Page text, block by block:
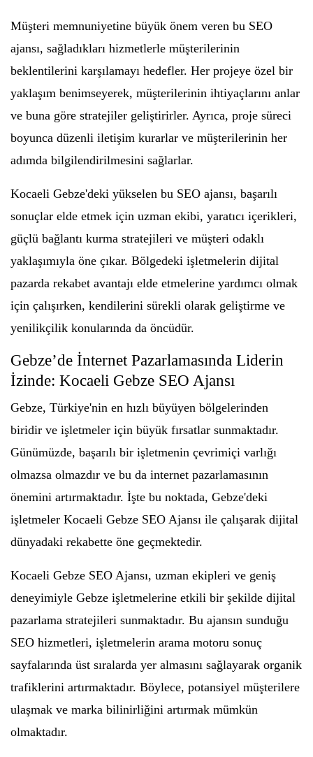
Müşteri memnuniyetine büyük önem veren bu SEO
ajansı, sağladıkları hizmetlerle müşterilerinin
beklentilerini karşılamayı hedefler. Her projeye özel bir
yaklaşım benimseyerek, müşterilerinin ihtiyaçlarını anlar
ve buna göre stratejiler geliştirirler. Ayrıca, proje süreci
boyunca düzenli iletişim kurarlar ve müşterilerinin her
adımda bilgilendirilmesini sağlarlar.
Kocaeli Gebze'deki yükselen bu SEO ajansı, başarılı
sonuçlar elde etmek için uzman ekibi, yaratıcı içerikleri,
güçlü bağlantı kurma stratejileri ve müşteri odaklı
yaklaşımıyla öne çıkar. Bölgedeki işletmelerin dijital
pazarda rekabet avantajı elde etmelerine yardımcı olmak
için çalışırken, kendilerini sürekli olarak geliştirme ve
yenilikçilik konularında da öncüdür.
Gebze’de İnternet Pazarlamasında Liderin
İzinde: Kocaeli Gebze SEO Ajansı
Gebze, Türkiye'nin en hızlı büyüyen bölgelerinden
biridir ve işletmeler için büyük fırsatlar sunmaktadır.
Günümüzde, başarılı bir işletmenin çevrimiçi varlığı
olmazsa olmazdır ve bu da internet pazarlamasının
önemini artırmaktadır. İşte bu noktada, Gebze'deki
işletmeler Kocaeli Gebze SEO Ajansı ile çalışarak dijital
dünyadaki rekabette öne geçmektedir.
Kocaeli Gebze SEO Ajansı, uzman ekipleri ve geniş
deneyimiyle Gebze işletmelerine etkili bir şekilde dijital
pazarlama stratejileri sunmaktadır. Bu ajansın sunduğu
SEO hizmetleri, işletmelerin arama motoru sonuç
sayfalarında üst sıralarda yer almasını sağlayarak organik
trafiklerini artırmaktadır. Böylece, potansiyel müşterilere
ulaşmak ve marka bilinirliğini artırmak mümkün
olmaktadır.